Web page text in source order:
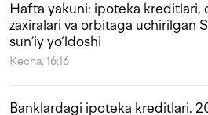
Hafta yakuni: ipoteka kreditlari,
zaxiralari va orbitaga uchirilgan
sun’iy yo‘ldoshi
Kecha, 16:16
Banklardagi ipoteka kreditlari.